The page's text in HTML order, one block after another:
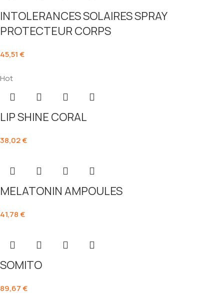
INTOLERANCES SOLAIRES SPRAY
PROTECTEUR CORPS
45,51€
Hot
LIP SHINE CORAL
38,02€
MELATONIN AMPOULES
41,78€
SOMITO
89,67€